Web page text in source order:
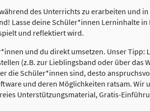
des Unterrichts zu erarbeiten und in
Lasse deine Schüler*innen Lerninhalte
und reflektiert wird.
und du direkt umsetzen. Unser Tipp:
(z.B. zur Lieblingsband oder über das
die Schüler*innen sind, desto
und deren Möglichkeiten ratsam. Wir
Unterstützungsmaterial, Gratis-